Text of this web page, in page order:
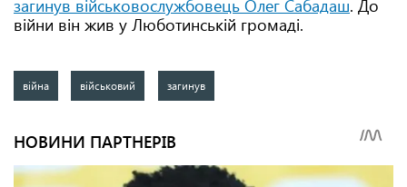
загинув військовослужбовець Олег Сабадаш. До
війни він жив у Люботинській громаді.
війна військовий загинув